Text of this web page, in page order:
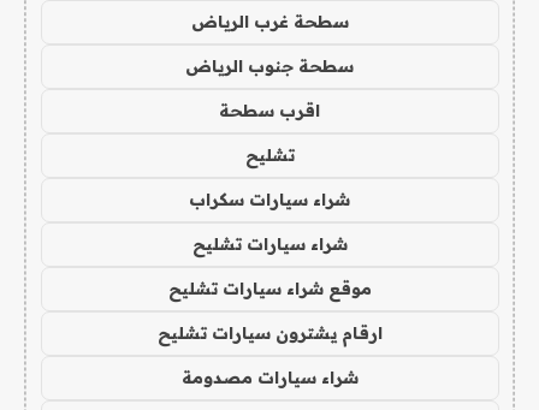
سطحة غرب الرياض
سطحة جنوب الرياض
اقرب سطحة
تشليح
شراء سيارات سكراب
شراء سيارات تشليح
موقع شراء سيارات تشليح
ارقام يشترون سيارات تشليح
شراء سيارات مصدومة